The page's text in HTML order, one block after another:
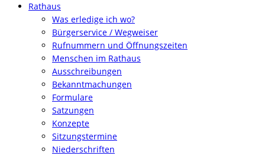
Rathaus
Was erledige ich wo?
Bürgerservice / Wegweiser
Rufnummern und Öffnungszeiten
Menschen im Rathaus
Ausschreibungen
Bekanntmachungen
Formulare
Satzungen
Konzepte
Sitzungstermine
Niederschriften